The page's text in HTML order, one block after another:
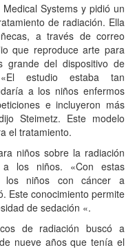
Systems y pidió un
de radiación. Ella
a través de correo
que reproduce arte para
grande del dispositivo de
estudio estaba tan
a los niños enfermos
e incluyeron más
Steimetz. Este modelo
el tratamiento.
niños sobre la radiación
los niños. «Con estas
los niños con cáncer a
Este conocimiento permite
de sedación «.
de radiación buscó a
nueve años que tenía el